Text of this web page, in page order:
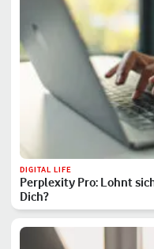
DIGITAL LIFE
Perplexity Pro: Lohnt
Dich?